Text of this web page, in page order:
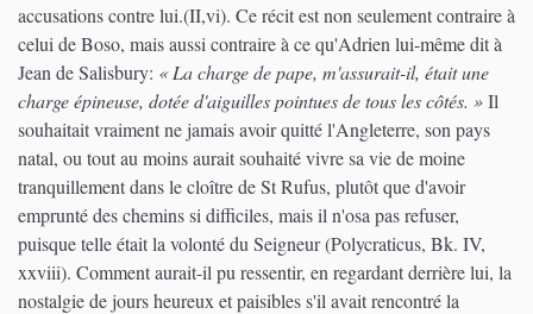
accusations contre lui.(II,vi). Ce récit est non seulement contraire à
celui de Boso, mais aussi contraire à ce qu'Adrien lui-même dit à
Jean de Salisbury: « La charge de pape, m'assurait-il, était une
charge épineuse, dotée d'aiguilles pointues de tous les côtés. »Il
souhaitait vraiment ne jamais avoir quitté l'Angleterre, son pays
natal, ou tout au moins aurait souhaité vivre sa vie de moine
tranquillement dans le cloître de St Rufus, plutôt que d'avoir
emprunté des chemins si difficiles, mais il n'osa pas refuser,
puisque telle était la volonté du Seigneur (Polycraticus, Bk. IV,
xxviii). Comment aurait-il pu ressentir, en regardant derrière lui, la
nostalgie de jours heureux et paisibles s'il avait rencontré la